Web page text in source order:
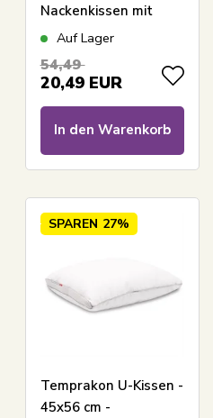
Nackenkissen mit
Memory-Schaum -
Auf Lager
54,49
20,49 EUR
In den Warenkorb
SPAREN 27%
Temprakon U-Kissen -
45x56 cm -